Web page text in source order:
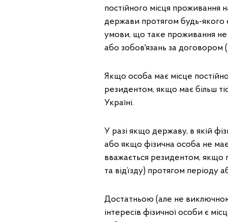
постійного місця проживання
держави протягом будь-
умови, що таке проживання не
або зобов'язань за договором
Якщо особа має місце
резидентом, якщо має більш
Україні.
У разі якщо державу, в якій
або якщо фізична особа не
вважається резидентом, якщо
та від’їзду) протягом періоду
Достатньою (але не
інтересів фізичної особи є